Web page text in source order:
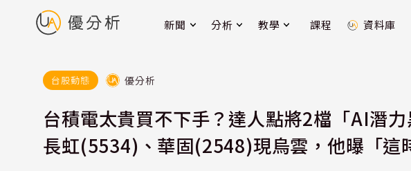
新聞 分析 教學 課程 資料庫
台股動態 優分析
台積電太貴買不下手？達人點將2檔「AI潛
長虹(5534)、華固(2548)現烏雲，他曝「這